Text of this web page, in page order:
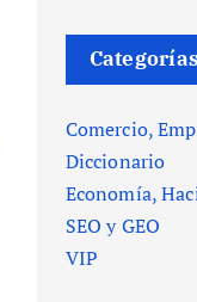
Categorías
Comercio,
Diccionario
Economía,
SEO y GEO
VIP